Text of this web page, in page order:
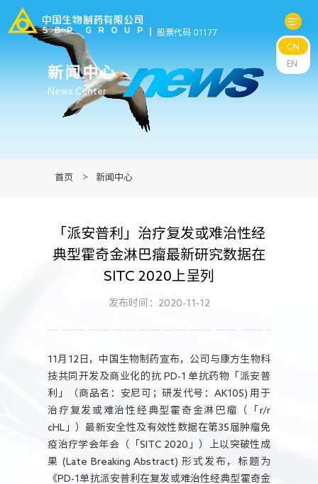
股票代码 01177
CN
EN
新闻中心
News Center
首页 > 新闻中心
「派安普利」治疗复发或难治性经
典型霍奇金淋巴瘤最新研究数据在
SITC 2020上呈列
发布时间：2020-11-12
11月12日，中国生物制药宣布，公司与康方生物科
技共同开发及商业化的抗 PD-1 单抗药物「派安普
利」（商品名：安尼可；研发代号：AK105) 用于
治疗复发或难治性经典型霍奇金淋巴瘤（「r/r
cHL」）最新安全性及有效性数据在第35届肿瘤免
疫治疗学会年会（「SITC 2020」）上以突破性成
果 (Late Breaking Abstract) 形式发布，标题为
《PD-1单抗派安普利在复发或难治性经典型霍奇金